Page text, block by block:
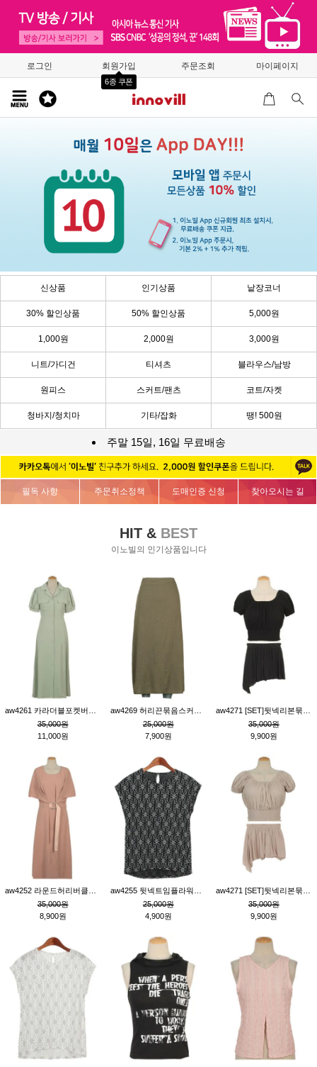
로그인 회원가입
6종 쿠폰
주문조회 마이페이지
신상품 인기상품 낱장코너
30% 할인상품 50% 할인상품 5,000원
1,000원 2,000원 3,000원
니트/가디건 티셔츠 블라우스/남방
원피스 스커트/팬츠 코트/자켓
청바지/청치마 기타/잡화 땡! 500원
주말 15일, 16일 무료배송
필독 사항 주문취소정책 도매인증 신청 찾아오시는 길
HIT & BEST
이노빌의 인기상품입니다
35,000원
11,000원
25,000원
7,900원
35,000원
9,900원
35,000원
8,900원
25,000원
4,900원
35,000원
9,900원